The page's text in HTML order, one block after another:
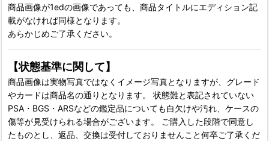
商品画像が1edの画像であっても、商品タイトルにエディション記
載がなければ同様となります。
あらかじめご了承ください。
【状態基準に関して】
商品画像は実物写真ではなくイメージ写真となりますが、グレード
やカードは商品名の通りとなります。 状態難と表記されていない
PSA・BGS・ARSなどの鑑定品についても白欠けや汚れ、ケースの
傷等が見受けられる場合がございます。 ご購入した段階で同意し
たものとし、返品、交換は受付しておりませんこと何卒ご了承くだ